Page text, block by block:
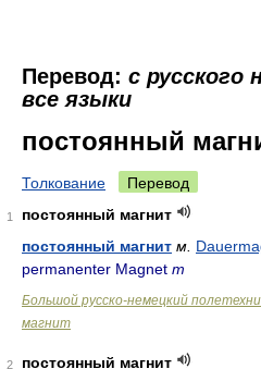
Перевод: с русского
все языки
постоянный
Толкование Перевод
1
постоянный магнит
постоянный магнит м.
permanenter Magnet m
Большой русско-немецкий
магнит
2
постоянный магнит